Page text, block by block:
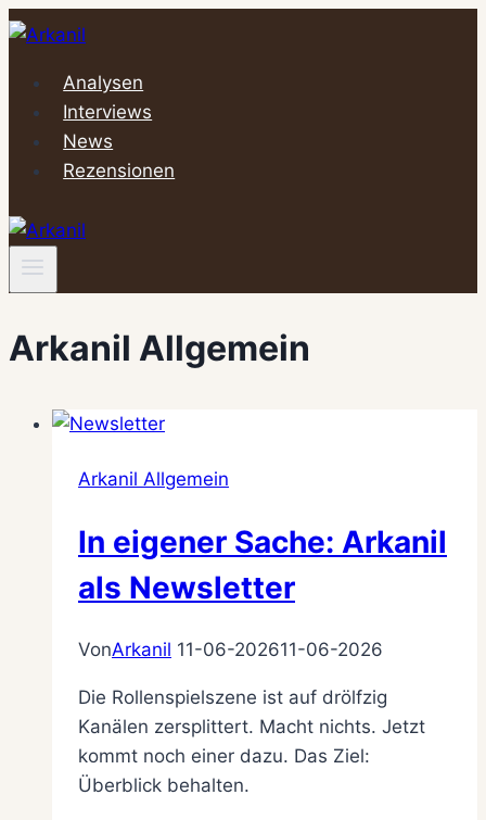
Zum
springenAnalysen
Interviews
News
Rezensionen
Arkanil Allgemein
Arkanil Allgemein
In eigener Sache: Arkanil
als Newsletter
VonArkanil 11-06-202611-06-2026
Die Rollenspielszene ist auf drölfzig
Kanälen zersplittert. Macht nichts. Jetzt
kommt noch einer dazu. Das Ziel:
Überblick behalten.